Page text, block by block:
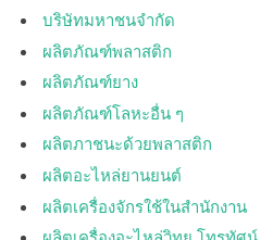
บริษัทมหาชนจำกัด
ผลิตภัณฑ์พลาสติก
ผลิตภัณฑ์ยาง
ผลิตภัณฑ์โลหะอื่น ๆ
ผลิตภาชนะด้วยพลาสติก
ผลิตอะไหล่ยานยนต์
ผลิตเครื่องจักรใช้ในสำนักงาน